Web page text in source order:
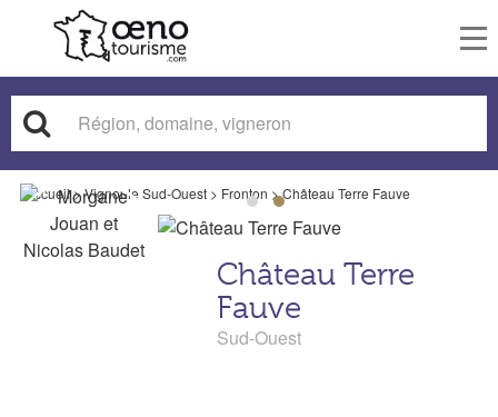
Accueil>Vignoble Sud-Ouest > Fronton >Château Terre Fauve
Château Terre
Fauve
Sud-Ouest